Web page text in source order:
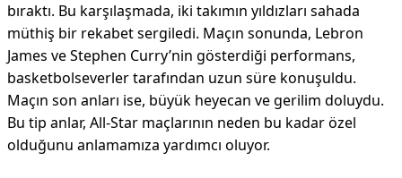
bıraktı. Bu karşılaşmada, iki takımın yıldızları sahada
müthiş bir rekabet sergiledi. Maçın sonunda, Lebron
James ve Stephen Curry’nin gösterdiği performans,
basketbolseverler tarafından uzun süre konuşuldu.
Maçın son anları ise, büyük heyecan ve gerilim doluydu.
Bu tip anlar, All-Star maçlarının neden bu kadar özel
olduğunu anlamamıza yardımcı oluyor.